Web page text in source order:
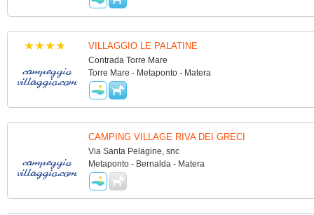
VILLAGGIO LE PALATINE
Contrada Torre Mare
Torre Mare - Metaponto - Matera
CAMPING VILLAGE RIVA DEI GRECI
Via Santa Pelagine, snc
Metaponto - Bernalda - Matera